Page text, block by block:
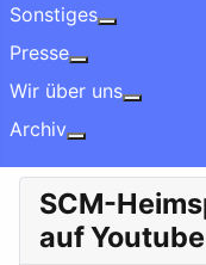
Sonstiges
Presse
Wir über uns
Archiv
SCM-
auf Youtube